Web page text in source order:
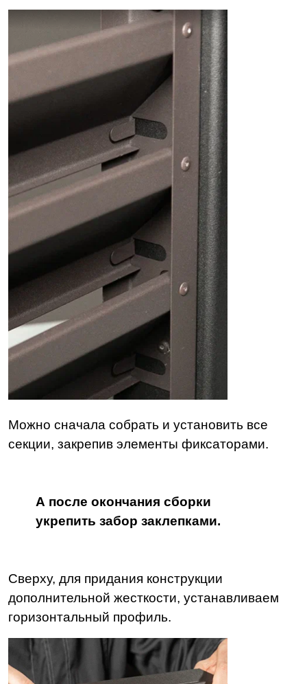
Можно сначала собрать и установить все
секции, закрепив элементы фиксаторами.
А после окончания сборки
укрепить забор заклепками.
Сверху, для придания конструкции
дополнительной жесткости, устанавливаем
горизонтальный профиль.